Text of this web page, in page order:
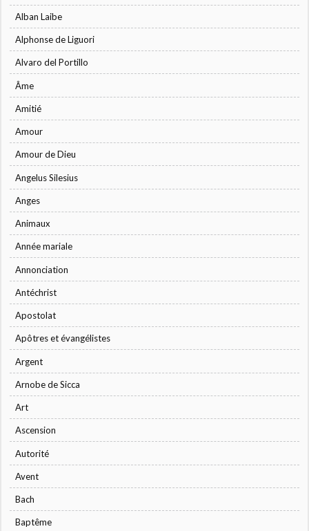
Alban Laibe
Alphonse de Liguori
Alvaro del Portillo
Âme
Amitié
Amour
Amour de Dieu
Angelus Silesius
Anges
Animaux
Année mariale
Annonciation
Antéchrist
Apostolat
Apôtres et évangélistes
Argent
Arnobe de Sicca
Art
Ascension
Autorité
Avent
Bach
Baptême